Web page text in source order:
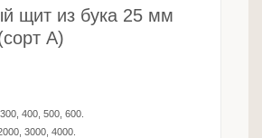
щит из бука 25 мм
А)
400, 500, 600
3000, 4000